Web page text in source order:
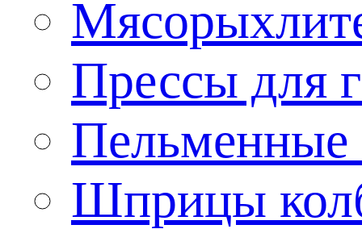
Прессы для
Пельменные
Шприцы